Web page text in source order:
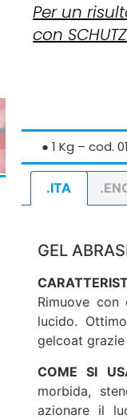
Per un
con
● 1 Kg – cod.
.ITA
GEL
Rimuove
lucido.
gelcoat
COME SI
morbida,
azionare il